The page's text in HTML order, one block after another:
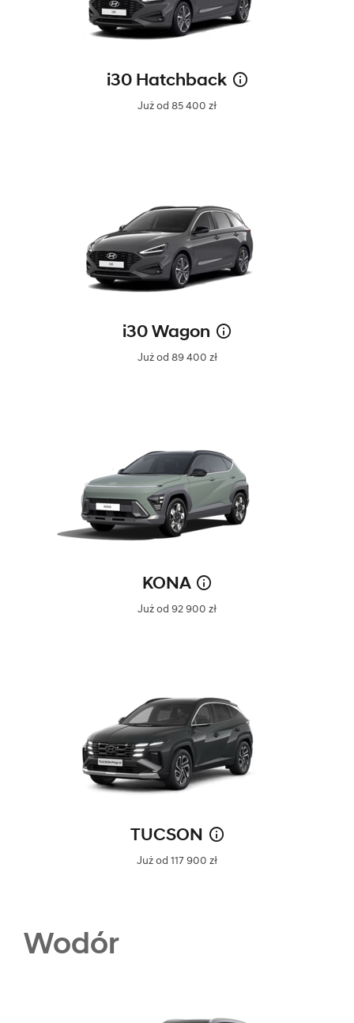
i30 Hatchback
Już od 85 400 zł
i30 Wagon
Już od 89 400 zł
KONA
Już od 92 900 zł
TUCSON
Już od 117 900 zł
Wodór